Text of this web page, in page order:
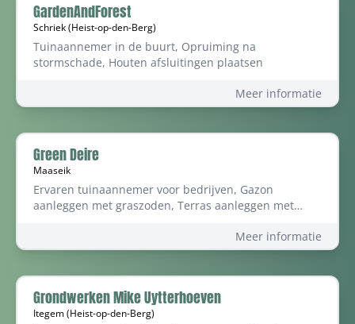
GardenAndForest
Schriek (Heist-op-den-Berg)
Tuinaannemer in de buurt, Opruiming na
stormschade, Houten afsluitingen plaatsen
Meer informatie
Green Deire
Maaseik
Ervaren tuinaannemer voor bedrijven, Gazon
aanleggen met graszoden, Terras aanleggen met
Meer informatie
Grondwerken Mike Uytterhoeven
Itegem (Heist-op-den-Berg)